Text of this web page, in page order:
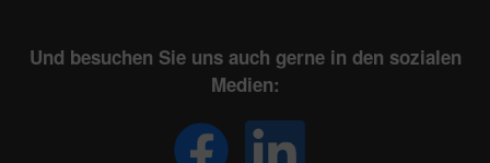
Und besuchen Sie uns auch gerne in den sozialen
Medien: